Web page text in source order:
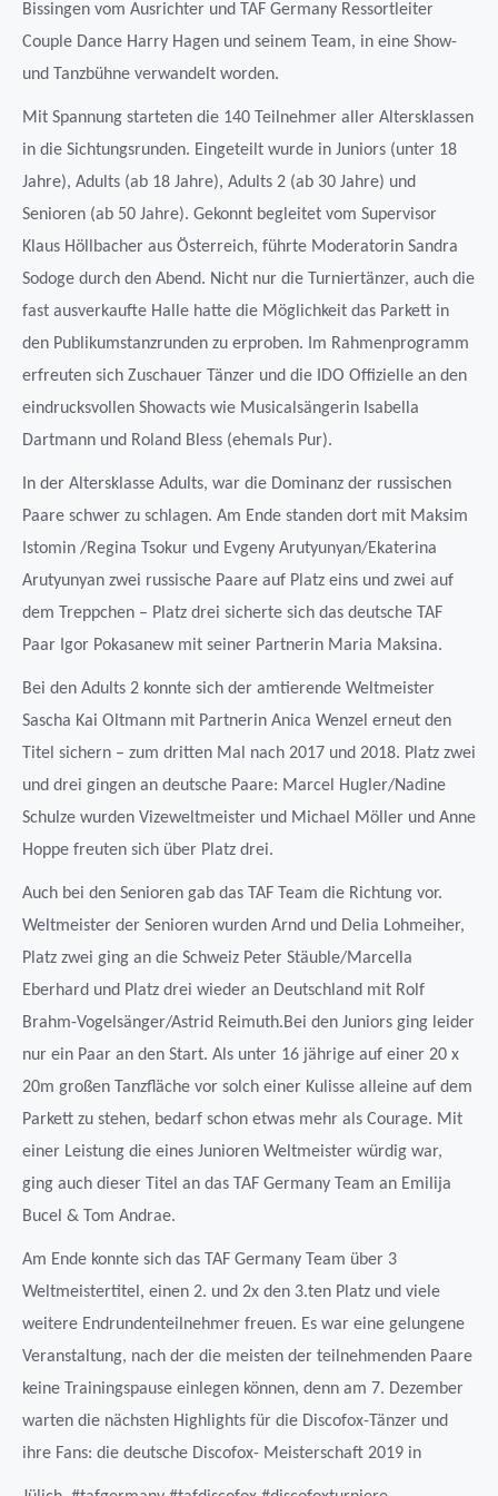
Bissingen vom Ausrichter und TAF Germany Ressortleiter
Couple Dance Harry Hagen und seinem Team, in eine Show-
und Tanzbühne verwandelt worden.
Mit Spannung starteten die 140 Teilnehmer aller Altersklassen
in die Sichtungsrunden. Eingeteilt wurde in Juniors (unter 18
Jahre), Adults (ab 18 Jahre), Adults 2 (ab 30 Jahre) und
Senioren (ab 50 Jahre). Gekonnt begleitet vom Supervisor
Klaus Höllbacher aus Österreich, führte Moderatorin Sandra
Sodoge durch den Abend. Nicht nur die Turniertänzer, auch die
fast ausverkaufte Halle hatte die Möglichkeit das Parkett in
den Publikumstanzrunden zu erproben. Im Rahmenprogramm
erfreuten sich Zuschauer Tänzer und die IDO Offizielle an den
eindrucksvollen Showacts wie Musicalsängerin Isabella
Dartmann und Roland Bless (ehemals Pur).
In der Altersklasse Adults, war die Dominanz der russischen
Paare schwer zu schlagen. Am Ende standen dort mit Maksim
Istomin /Regina Tsokur und Evgeny Arutyunyan/Ekaterina
Arutyunyan zwei russische Paare auf Platz eins und zwei auf
dem Treppchen – Platz drei sicherte sich das deutsche TAF
Paar Igor Pokasanew mit seiner Partnerin Maria Maksina.
Bei den Adults 2 konnte sich der amtierende Weltmeister
Sascha Kai Oltmann mit Partnerin Anica Wenzel erneut den
Titel sichern – zum dritten Mal nach 2017 und 2018. Platz zwei
und drei gingen an deutsche Paare: Marcel Hugler/Nadine
Schulze wurden Vizeweltmeister und Michael Möller und Anne
Hoppe freuten sich über Platz drei.
Auch bei den Senioren gab das TAF Team die Richtung vor.
Weltmeister der Senioren wurden Arnd und Delia Lohmeiher,
Platz zwei ging an die Schweiz Peter Stäuble/Marcella
Eberhard und Platz drei wieder an Deutschland mit Rolf
Brahm-Vogelsänger/Astrid Reimuth.Bei den Juniors ging leider
nur ein Paar an den Start. Als unter 16 jährige auf einer 20 x
20m großen Tanzfläche vor solch einer Kulisse alleine auf dem
Parkett zu stehen, bedarf schon etwas mehr als Courage. Mit
einer Leistung die eines Junioren Weltmeister würdig war,
ging auch dieser Titel an das TAF Germany Team an Emilija
Bucel & Tom Andrae.
Am Ende konnte sich das TAF Germany Team über 3
Weltmeistertitel, einen 2. und 2x den 3.ten Platz und viele
weitere Endrundenteilnehmer freuen. Es war eine gelungene
Veranstaltung, nach der die meisten der teilnehmenden Paare
keine Trainingspause einlegen können, denn am 7. Dezember
warten die nächsten Highlights für die Discofox-Tänzer und
ihre Fans: die deutsche Discofox- Meisterschaft 2019 in